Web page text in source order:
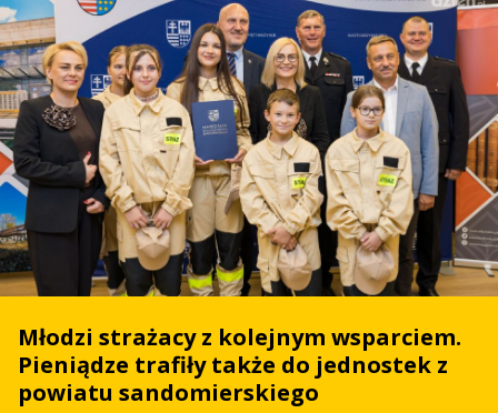
Młodzi strażacy z kolejnym wsparciem.
Pieniądze trafiły także do jednostek z
powiatu sandomierskiego